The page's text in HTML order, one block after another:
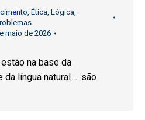
Ética Lógica
maio de 2026
na base da
da língua natural … são